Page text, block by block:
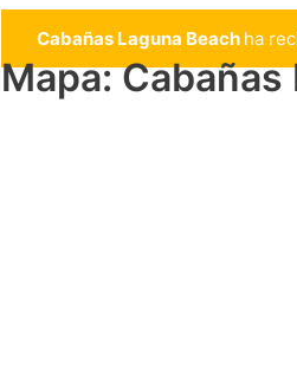
Cabañas Laguna Beach ha
Mapa: